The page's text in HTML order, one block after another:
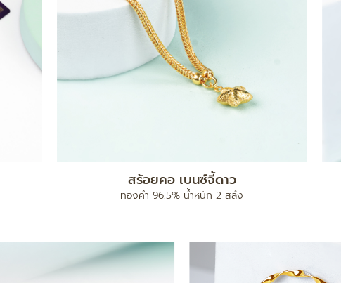
สร้อยคอ เบนซ์จี้ดาว
ทองคำ 96.5% น้ำหนัก 2 สลึง